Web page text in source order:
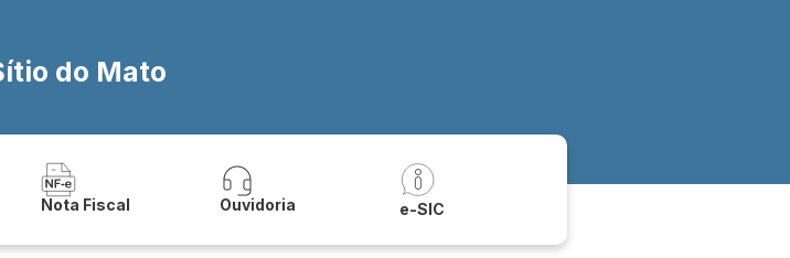
do Mato
Nota Fiscal Ouvidoria e-SIC